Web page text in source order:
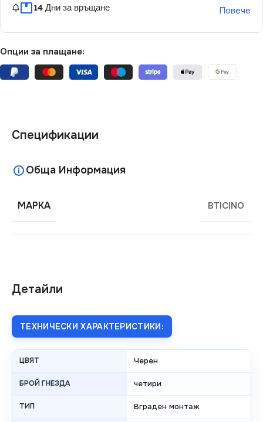
14 Дни за връщане Повече
Опции за плащане:
Детайли
ТЕХНИЧЕСКИ ХАРАКТЕРИСТИКИ:
ЦВЯТ Черен
БРОЙ ГНЕЗДА четири
ТИП Вграден монтаж
Спецификации
Обща Информация
МАРКА BTICINO